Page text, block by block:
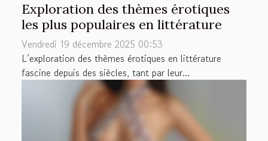
Exploration des thèmes érotiques
les plus populaires en littérature
Vendredi 19 décembre 2025 00:53
L’exploration des thèmes érotiques en littérature
fascine depuis des siècles, tant par leur...